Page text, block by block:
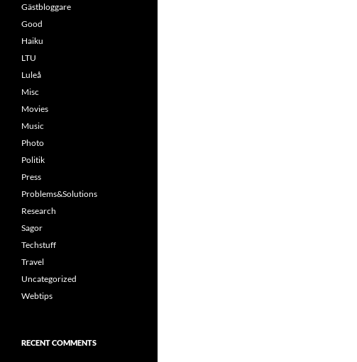
Gästbloggare
Good
Haiku
LTU
Luleå
Misc
Movies
Music
Photo
Politik
Press
Problems&Solutions
Research
Sagor
Techstuff
Travel
Uncategorized
Webtips
RECENT COMMENTS